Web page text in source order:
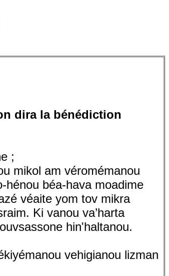
dira la bénédiction
;
mikol am véromémanou
hénou béa-hava moadime
véaite yom tov mikra
Ki vanou va’harta
hin'haltanou.
vehigianou lizman